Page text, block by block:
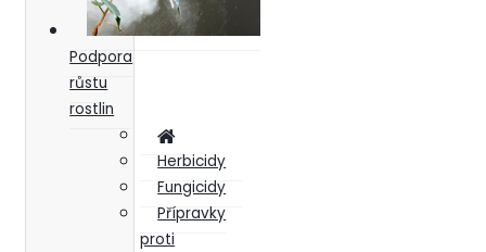
Podpora
růstu
rostlin
Herbicidy
Fungicidy
Přípravky
proti